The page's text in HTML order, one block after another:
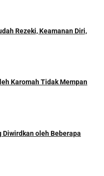
Rezeki, Keamanan Diri,
Karomah Tidak Mempan
oleh Beberapa